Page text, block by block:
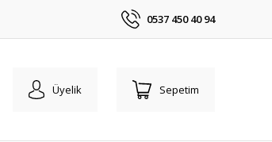
0537 450 40 94
Üyelik Sepetim